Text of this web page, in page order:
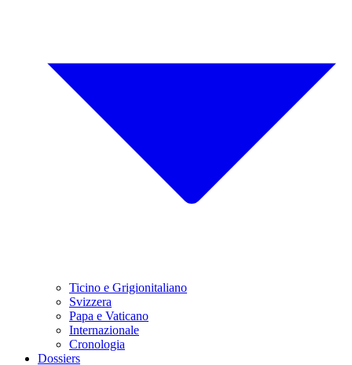
Ticino e Grigionitaliano
Svizzera
Papa e Vaticano
Internazionale
Cronologia
Dossiers